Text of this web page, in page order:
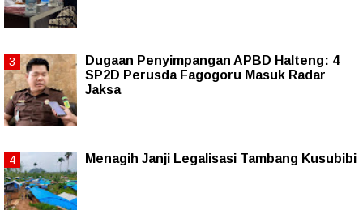
Dugaan Penyimpangan APBD Halteng: 4
SP2D Perusda Fagogoru Masuk Radar
Jaksa
Menagih Janji Legalisasi Tambang Kusubibi